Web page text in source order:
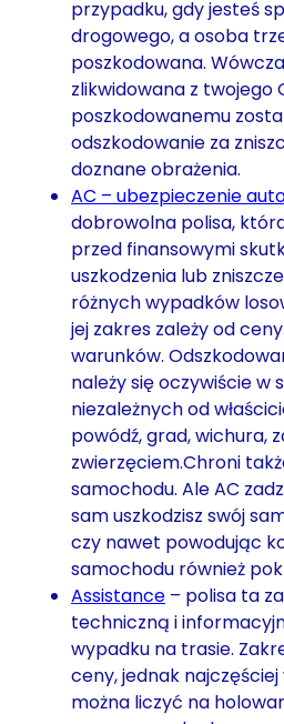
przypadku, gdy jesteś
drogowego, a osoba
poszkodowana.
zlikwidowana z twojego
poszkodowanemu
odszkodowanie za
doznane obrażenia.
AC – ubezpieczenie
dobrowolna polisa,
przed finansowymi
uszkodzenia lub
różnych wypadków
jej zakres zależy od
warunków.
należy się oczywiście w
niezależnych od
powódź, grad, wichura,
zwierzęciem.Chroni
samochodu. Ale AC
sam uszkodzisz swój
czy nawet powodując
samochodu również
Assistance – polisa ta
techniczną i
wypadku na trasie.
ceny, jednak
można liczyć na